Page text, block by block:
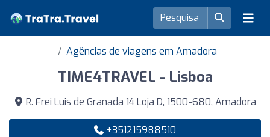
Agências de viagens em Amadora
TIME4TRAVEL - Lisboa
R. Frei Luis de Granada 14 Loja D, 1500-680, Amadora
+351215988510